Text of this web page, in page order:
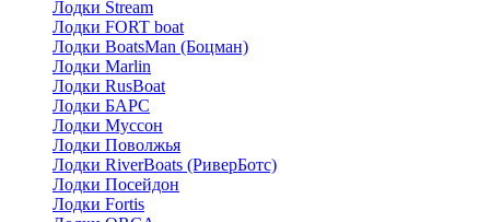
Лодки Stream
Лодки FORT boat
Лодки BoatsMan (Боцман)
Лодки Marlin
Лодки RusBoat
Лодки БАРС
Лодки Муссон
Лодки Поволжья
Лодки RiverBoats (РиверБотс)
Лодки Посейдон
Лодки Fortis